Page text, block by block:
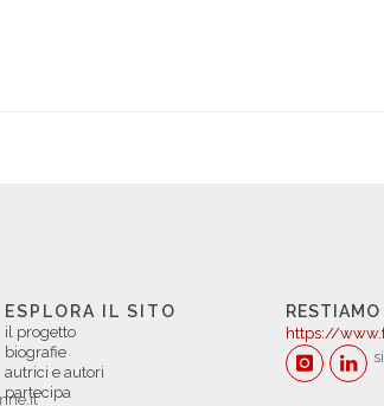
ESPLORA IL SITO
il progetto
biografie
autrici e autori
partecipa
https://